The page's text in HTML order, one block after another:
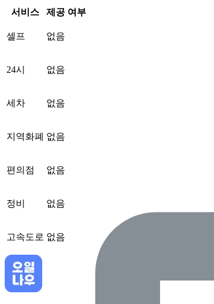
서비스 제공 여부
셀프 없음
24시 없음
세차 없음
지역화폐 없음
편의점 없음
정비 없음
고속도로 없음